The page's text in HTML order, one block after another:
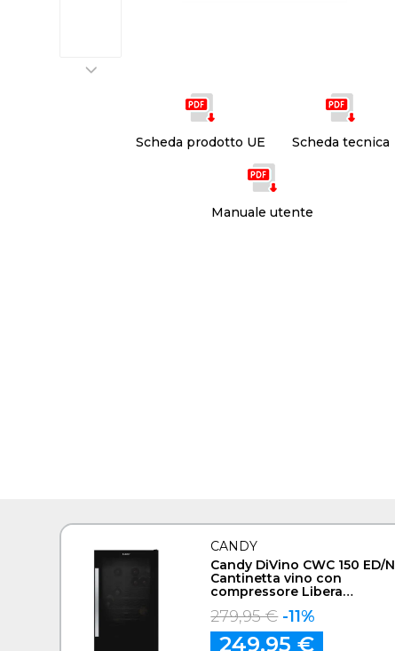
Scheda prodotto UE Scheda tecnica
Manuale utente
CANDY
Candy DiVino CWC 150 ED/N
Cantinetta vino con
compressore Libera
bottiglia/bottiglie
279,95 € -11%
249,95 €